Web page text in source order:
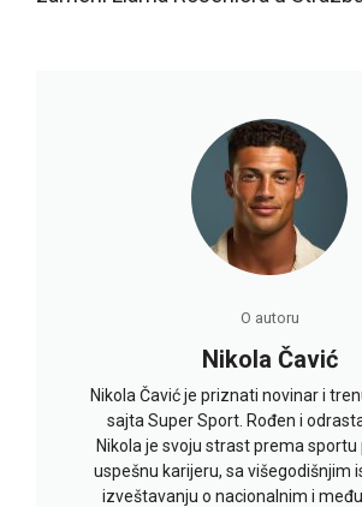
O autoru
Nikola Čavić
Nikola Čavić je priznati novinar i
sajta Super Sport. Rođen i
Nikola je svoju strast prema sportu
uspešnu karijeru, sa višegodišnjim
izveštavanju o nacionalnim i